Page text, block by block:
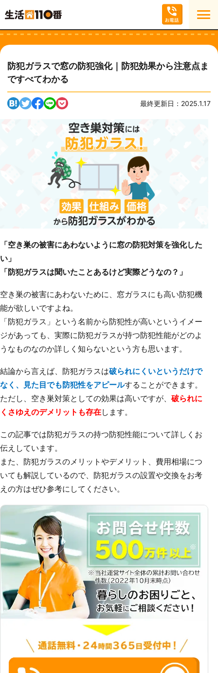
防犯ガラスで窓の防犯強化｜防犯効果から注意点ま
ですべてわかる
最終更新日：2025.1.17
「空き巣の被害にあわないように窓の防犯対策を強化した
い」
「防犯ガラスは聞いたことあるけど実際どうなの？」
空き巣の被害にあわないために、窓ガラスにも高い防犯機
能が欲しいですよね。
「防犯ガラス」という名前から防犯性が高いというイメー
ジがあっても、実際に防犯ガラスが持つ防犯性能がどのよ
うなものなのか詳しく知らないという方も思います。
結論から言えば、防犯ガラスは破られにくいというだけで
なく、見た目でも防犯性をアピールすることができます。
ただし、空き巣対策としての効果は高いですが、 破られに
くさゆえのデメリットも存在します。
この記事では防犯ガラスの持つ防犯性能について詳しくお
伝えしています。
また、防犯ガラスのメリットやデメリット、費用相場につ
いても解説しているので、防犯ガラスの設置や交換をお考
えの方はぜひ参考にしてください。